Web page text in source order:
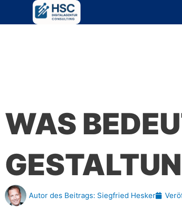
WAS
Autor des Beitrags: Siegfried Hesker